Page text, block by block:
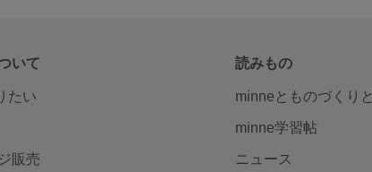
いて
たい
販売
読みもの
minneとものづくりと
minne学習帖
ニュース